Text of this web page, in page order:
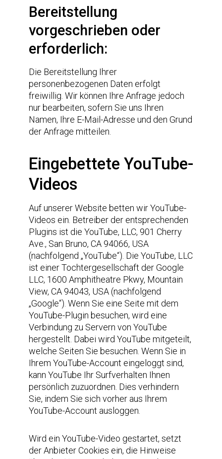
Bereitstellung
vorgeschrieben oder
erforderlich:
Die Bereitstellung Ihrer
personenbezogenen Daten erfolgt
freiwillig. Wir können Ihre Anfrage jedoch
nur bearbeiten, sofern Sie uns Ihren
Namen, Ihre E-Mail-Adresse und den Grund
der Anfrage mitteilen.
Eingebettete YouTube-
Videos
Auf unserer Website betten wir YouTube-
Videos ein. Betreiber der entsprechenden
Plugins ist die YouTube, LLC, 901 Cherry
Ave., San Bruno, CA 94066, USA
(nachfolgend „YouTube“). Die YouTube, LLC
ist einer Tochtergesellschaft der Google
LLC, 1600 Amphitheatre Pkwy, Mountain
View, CA 94043, USA (nachfolgend
„Google“). Wenn Sie eine Seite mit dem
YouTube-Plugin besuchen, wird eine
Verbindung zu Servern von YouTube
hergestellt. Dabei wird YouTube mitgeteilt,
welche Seiten Sie besuchen. Wenn Sie in
Ihrem YouTube-Account eingeloggt sind,
kann YouTube Ihr Surfverhalten Ihnen
persönlich zuzuordnen. Dies verhindern
Sie, indem Sie sich vorher aus Ihrem
YouTube-Account ausloggen.
Wird ein YouTube-Video gestartet, setzt
der Anbieter Cookies ein, die Hinweise